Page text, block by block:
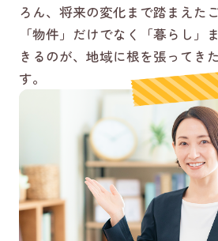
ろん、将来の変化まで踏まえた
「物件」だけでなく「暮らし」
きるのが、地域に根を張ってき
す。